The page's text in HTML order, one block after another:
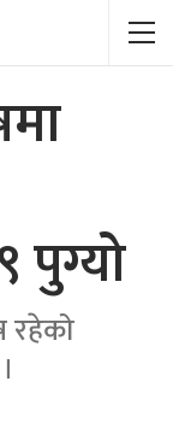
पुग्यो
रहेको